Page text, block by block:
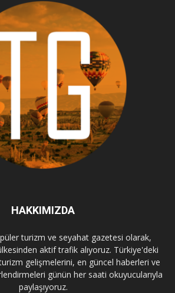
HAKKIMIZDA
turizm ve seyahat gazetesi olarak,
aktif trafik alıyoruz. Türkiye'deki
gelişmelerini, en güncel haberleri ve
günün her saati okuyucularıyla
paylaşıyoruz.